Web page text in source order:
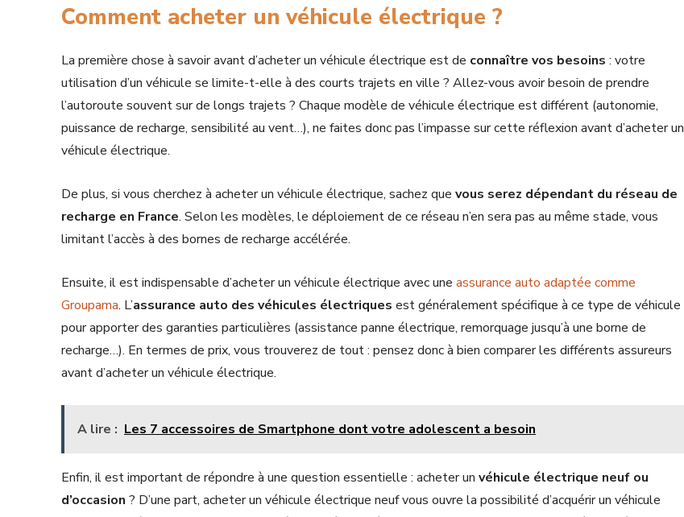
Comment acheter un véhicule électrique ?
La première chose à savoir avant d’acheter un véhicule électrique est de connaître vos besoins : votre
utilisation d’un véhicule se limite-t-elle à des courts trajets en ville ? Allez-vous avoir besoin de prendre
l’autoroute souvent sur de longs trajets ? Chaque modèle de véhicule électrique est différent (autonomie,
puissance de recharge, sensibilité au vent…), ne faites donc pas l’impasse sur cette réflexion avant d’acheter un
véhicule électrique.
De plus, si vous cherchez à acheter un véhicule électrique, sachez que vous serez dépendant du réseau de
recharge en France. Selon les modèles, le déploiement de ce réseau n’en sera pas au même stade, vous
limitant l’accès à des bornes de recharge accélérée.
Ensuite, il est indispensable d’acheter un véhicule électrique avec une assurance auto adaptée comme
Groupama. L’assurance auto des véhicules électriques est généralement spécifique à ce type de véhicule
pour apporter des garanties particulières (assistance panne électrique, remorquage jusqu’à une borne de
recharge…). En termes de prix, vous trouverez de tout : pensez donc à bien comparer les différents assureurs
avant d’acheter un véhicule électrique.
A lire : Les 7 accessoires de Smartphone dont votre adolescent a besoin
Enfin, il est important de répondre à une question essentielle : acheter un véhicule électrique neuf ou
d’occasion ? D’une part, acheter un véhicule électrique neuf vous ouvre la possibilité d’acquérir un véhicule